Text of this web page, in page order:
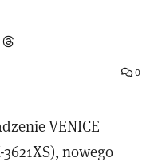
0
VENICE
nowego